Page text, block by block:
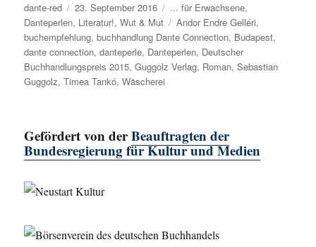
Autor
dante-red
Veröffentlicht
am
23. September 2016 Kategorien
... für Erwachsene,
Danteperlen, Literatur!,Wut & Mut Schlagwörter
Andor Endre Gelléri,
buchempfehlung,buchhandlung Dante Connection, Budapest,
dante connection,danteperle, Danteperlen, Deutscher
Buchhandlungspreis 2015,Guggolz Verlag, Roman,Sebastian
Guggolz,Timea Tankó,Wäscherei
Gefördert von derBeauftragten der
Bundesregierung für Kultur und Medien